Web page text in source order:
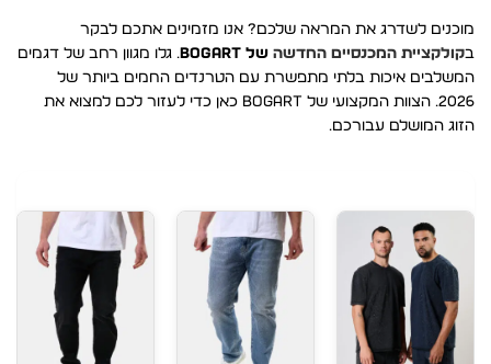
מוכנים לשדרג את המראה שלכם? אנו מזמינים אתכם לבקר
בקולקציית המכנסיים החדשה של BOGART
. גלו מגוון רחב של דגמים
המשלבים איכות בלתי מתפשרת עם הטרנדים החמים ביותר של
2026. הצוות המקצועי של BOGART כאן כדי לעזור לכם למצוא את
הזוג המושלם עבורכם.